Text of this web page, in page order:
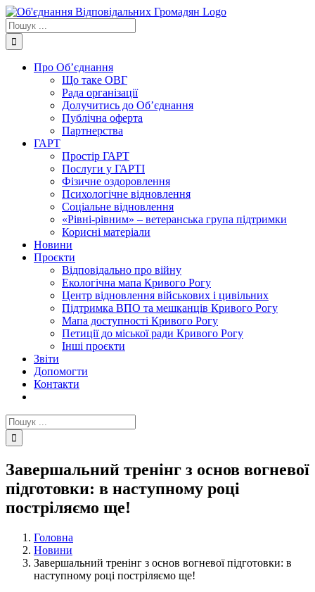
Skip
to
content
Пошук
...
Про Об’єднання
Що таке ОВГ
Рада організації
Долучитись до Об’єднання
Публічна оферта
Партнерства
ГАРТ
Простір ГАРТ
Послуги у ГАРТІ
Фізичне оздоровлення
Психологічне відновлення
Соціальне відновлення
«Рівні-рівним» – ветеранська група підтримки
Корисні матеріали
Новини
Проєкти
Відповідально про війну
Екологічна мапа Кривого Рогу
Центр відновлення військових і цивільних
Підтримка ВПО та мешканців Кривого Рогу
Мапа доступності Кривого Рогу
Петиції до міської ради Кривого Рогу
Інші проєкти
Звіти
Допомогти
Контакти
Пошук
...
Завершальний тренінг з основ вогневої
підготовки: в наступному році
постріляємо ще!
Головна
Новини
Завершальний тренінг з основ вогневої підготовки: в
наступному році постріляємо ще!